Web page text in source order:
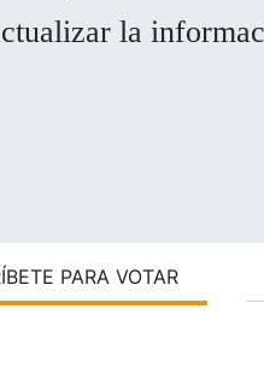
la
PARA VOTAR